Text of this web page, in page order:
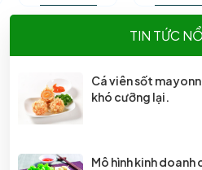
TIN TỨC
Cá viên sốt
khó cưỡng lại.
Mô hình kinh